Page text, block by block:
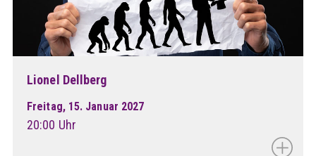
Lionel Dellberg
Freitag, 15. Januar 2027
20:00 Uhr